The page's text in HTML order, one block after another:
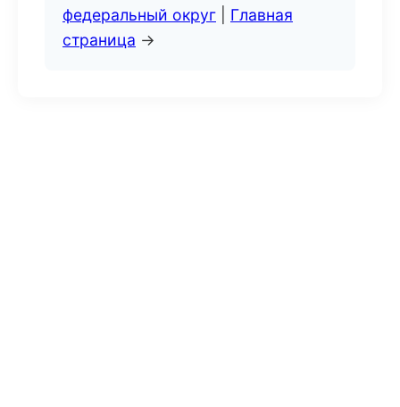
федеральный округ
Главная
страница →